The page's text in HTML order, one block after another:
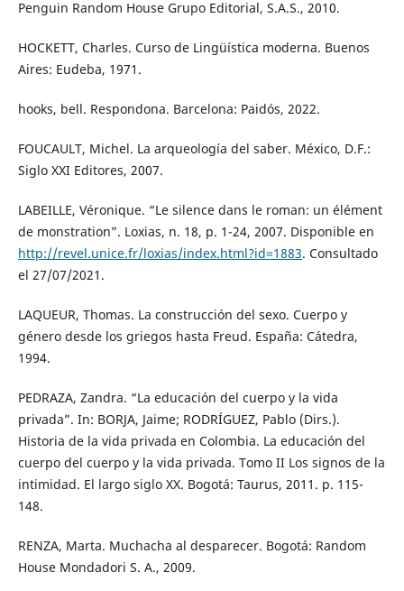
Penguin Random House Grupo Editorial, S.A.S., 2010.
HOCKETT, Charles. Curso de Lingüística moderna. Buenos
Aires: Eudeba, 1971.
hooks, bell. Respondona. Barcelona: Paidós, 2022.
FOUCAULT, Michel. La arqueología del saber. México, D.F.:
Siglo XXI Editores, 2007.
LABEILLE, Véronique. “Le silence dans le roman: un élément
de monstration”. Loxias, n. 18, p. 1-24, 2007. Disponible en
http://revel.unice.fr/loxias/index.html?id=1883. Consultado
el 27/07/2021.
LAQUEUR, Thomas. La construcción del sexo. Cuerpo y
género desde los griegos hasta Freud. España: Cátedra,
1994.
PEDRAZA, Zandra. “La educación del cuerpo y la vida
privada”. In: BORJA, Jaime; RODRÍGUEZ, Pablo (Dirs.).
Historia de la vida privada en Colombia. La educación del
cuerpo del cuerpo y la vida privada. Tomo II Los signos de la
intimidad. El largo siglo XX. Bogotá: Taurus, 2011. p. 115-
148.
RENZA, Marta. Muchacha al desparecer. Bogotá: Random
House Mondadori S. A., 2009.